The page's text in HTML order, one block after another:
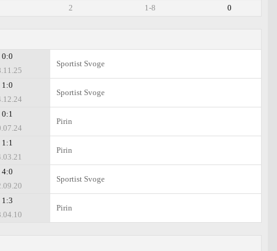
0
1-8
2
0:0
Sportist Svoge
1:0
Sportist Svoge
0:1
Pirin
1:1
Pirin
4:0
Sportist Svoge
1:3
Pirin